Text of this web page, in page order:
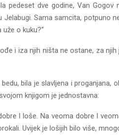
pedeset dve godine, Van
Sama samcita, potpuno
o kuku?“
i iza njih ništa ne ostane, za
bila je slavljena i
knjigom je jednostavna:
I loše. Na veoma dobre I
Uvijek je lošijih bilo više,